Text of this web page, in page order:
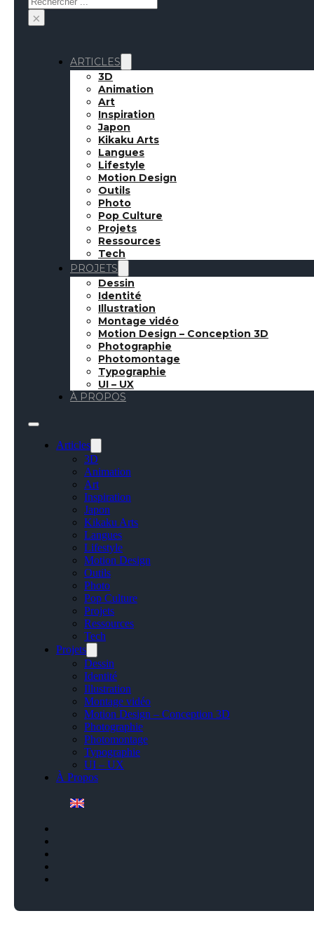
×
ARTICLES
3D
Animation
Art
Inspiration
Japon
Kikaku Arts
Langues
Lifestyle
Motion Design
Outils
Photo
Pop Culture
Projets
Ressources
Tech
PROJETS
Dessin
Identité
Illustration
Montage vidéo
Motion Design – Conception 3D
Photographie
Photomontage
Typographie
UI – UX
À PROPOS
Articles
3D
Animation
Art
Inspiration
Japon
Kikaku Arts
Langues
Lifestyle
Motion Design
Outils
Photo
Pop Culture
Projets
Ressources
Tech
Projets
Dessin
Identité
Illustration
Montage vidéo
Motion Design – Conception 3D
Photographie
Photomontage
Typographie
UI – UX
À Propos
16 Octobre 2017 ● Inspiration ● 🇬🇧 Article in